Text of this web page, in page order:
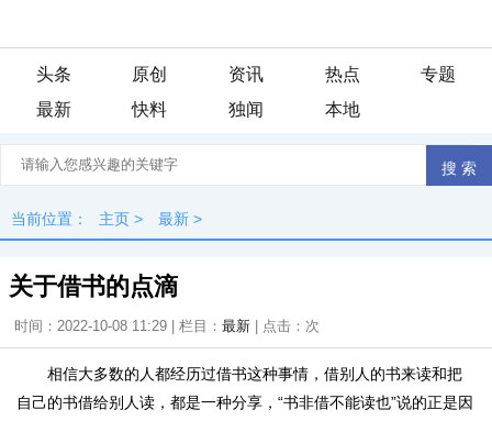
头条 原创 资讯 热点
专题
最新
快料 独闻 本地
当前位置： 主页 > 最新 >
关于借书的点滴
时间：2022-10-08 11:29 | 栏目： 最新 | 点击： 次
相信大多数的人都经历过借书这种事情，借别人的书来读和把
自己的书借给别人读，都是一种分享，“书非借不能读也”说的正是因